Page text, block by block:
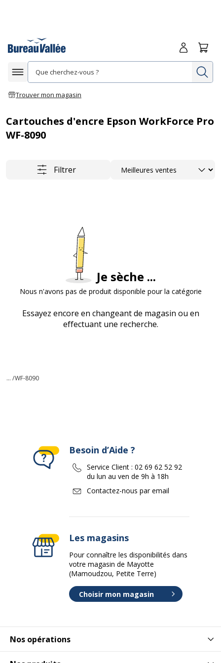
Afficher la navigation
Trouver mon magasin
Me
Cartouches d'encre Epson WorkForce Pro
WF-8090
Filtrer Trier
Je sèche ...
Nous n'avons pas de produit disponible pour la catégorie
Essayez encore en changeant de magasin ou en
effectuant une recherche.
... /WF-8090
Nos opérations
Besoin d’Aide ?
Service Client : 02 69 62 52 92
du lun au ven de 9h à 18h
Contactez-nous par email
Les magasins
Pour connaître les disponibilités dans
votre magasin de Mayotte
(Mamoudzou, Petite Terre)
Choisir mon magasin